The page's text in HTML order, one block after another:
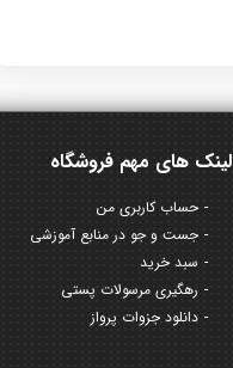
لینک های مهم فروشگاه
حساب کاربری من
جست و جو در منابع آموزشی
سبد خرید
رهگیری مرسولات پستی
دانلود جزوات پرواز